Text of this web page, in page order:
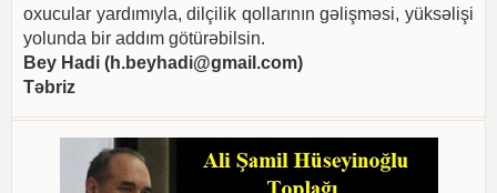
oxucular yardımıyla, dilçilik qollarının gəlişməsi, yüksəlişi
yolunda bir addım götürəbilsin.
Bey Hadi (h.beyhadi@gmail.com)
Təbriz